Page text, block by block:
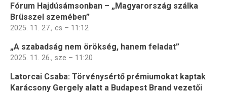
Fórum Hajdúsámsonban – „Magyarország szálka
Brüsszel szemében”
2025. 11. 27., cs – 11:12
„A szabadság nem örökség, hanem feladat”
2025. 11. 26., sze – 11:20
Latorcai Csaba: Törvénysértő prémiumokat kaptak
Karácsony Gergely alatt a Budapest Brand vezetői